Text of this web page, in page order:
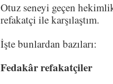
Otuz seneyi geçen
refakatçi ile karşılaştım.
İşte bunlardan bazıları:
Fedakâr refakatçiler